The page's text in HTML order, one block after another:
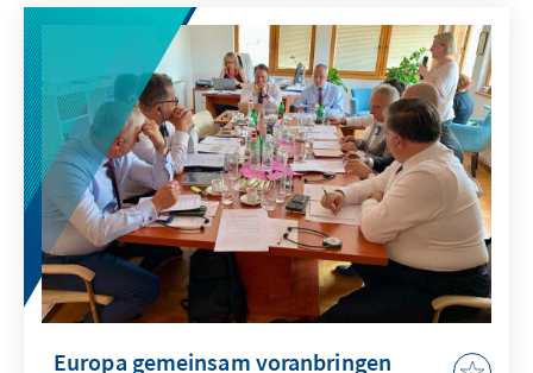
Europa gemeinsam voranbringen